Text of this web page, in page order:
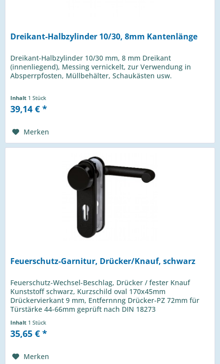
Dreikant-Halbzylinder 10/30, 8mm Kantenlänge
Dreikant-Halbzylinder 10/30 mm, 8 mm Dreikant
(innenliegend), Messing vernickelt, zur Verwendung in
Absperrpfosten, Müllbehälter, Schaukästen usw.
Inhalt 1 Stück
39,14 € *
Merken
Feuerschutz-Garnitur, Drücker/Knauf, schwarz
Feuerschutz-Wechsel-Beschlag, Drücker / fester Knauf
Kunststoff schwarz, Kurzschild oval 170x45mm
Drückervierkant 9 mm, Entfernnng Drücker-PZ 72mm für
Türstärke 44-66mm geprüft nach DIN 18273
Inhalt 1 Stück
35,65 € *
Merken